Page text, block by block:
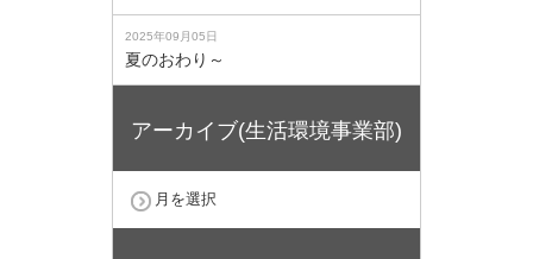
2025年09月05日
夏のおわり～
アーカイブ(生活環境事業部)